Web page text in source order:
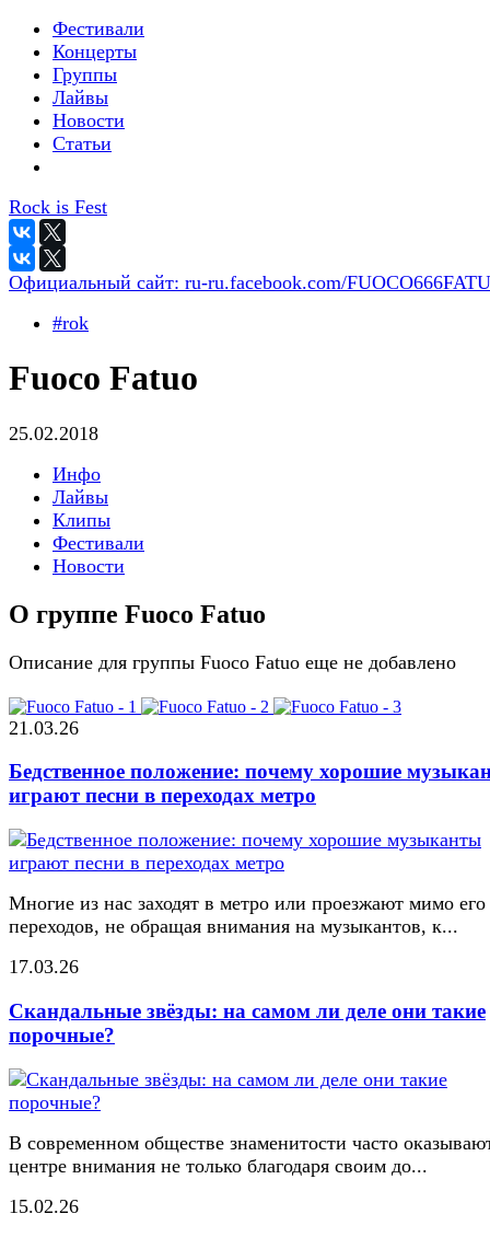
Фестивали
Концерты
Группы
Лайвы
Новости
Статьи
Rock is Fest
Официальный сайт: ru-ru.facebook.com/
#rok
Fuoco Fatuo
25.02.2018
Инфо
Лайвы
Клипы
Фестивали
Новости
О группе Fuoco Fatuo
Описание для группы Fuoco Fatuo еще не добавлено
21.03.26
Бедственное положение: почему хорошие
играют песни в переходах метро
Многие из нас заходят в метро или проезжают мимо его
переходов, не обращая внимания на музыкантов, к...
17.03.26
Скандальные звёзды: на самом ли деле они такие
порочные?
В современном обществе знаменитости часто
центре внимания не только благодаря своим до...
15.02.26